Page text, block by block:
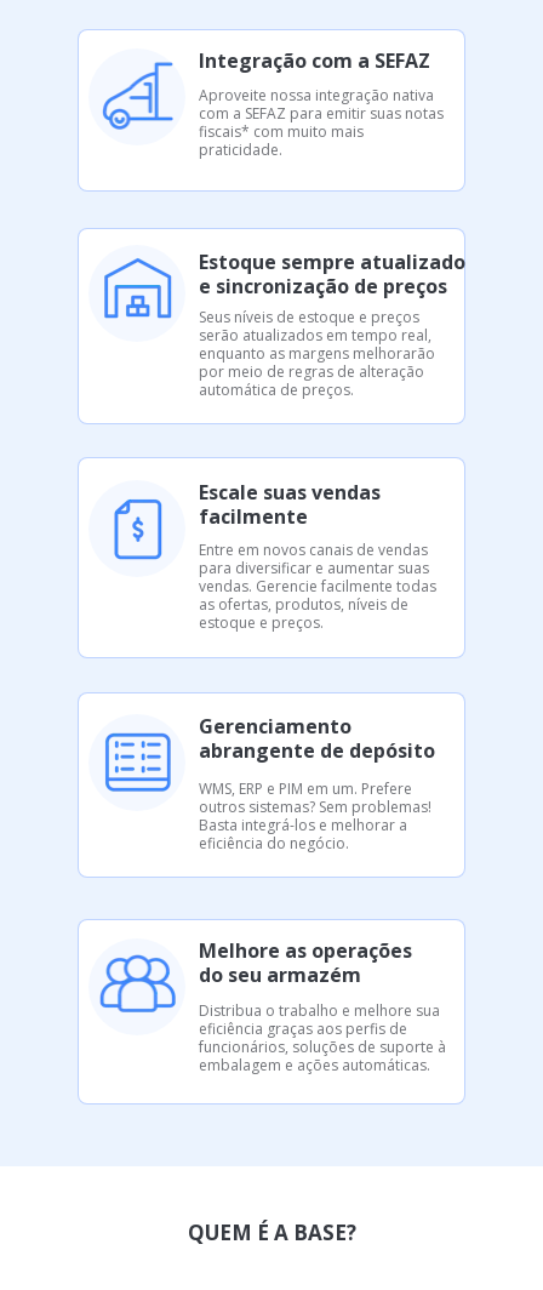
WMS, ERP e PIM em um. Prefere
outros sistemas? Sem problemas!
Basta integrá-los e melhorar a
eficiência do negócio.
Gerenciamento
abrangente de depósito
Entre em novos canais de vendas
para diversificar e aumentar suas
vendas. Gerencie facilmente todas
as ofertas, produtos, níveis de
estoque e preços.
Integração com a SEFAZ
Aproveite nossa integração nativa
com a SEFAZ para emitir suas notas
fiscais* com muito mais
praticidade.
Melhore as operações
do seu armazém
Distribua o trabalho e melhore sua
eficiência graças aos perfis de
funcionários, soluções de suporte à
embalagem e ações automáticas.
Escale suas vendas
facilmente
Estoque sempre atualizado
e sincronização de preços
Seus níveis de estoque e preços
serão atualizados em tempo real,
enquanto as margens melhorarão
por meio de regras de alteração
automática de preços.
QUEM É A BASE?